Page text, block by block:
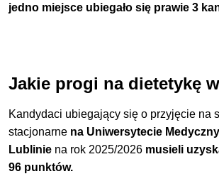
jedno miejsce ubiegało się prawie 3
Jakie progi na dietetykę
Kandydaci ubiegający się o przyjęcie na
stacjonarne na Uniwersytecie
Lublinie na rok 2025/2026 musieli
96 punktów.